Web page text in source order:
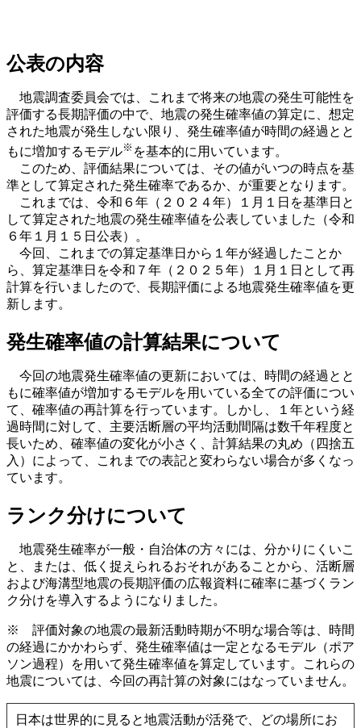
公表の内容
地震調査委員会では、これまで将来の地震の発生可能性を
評価する長期評価の中で、地震の発生確率値の算定に、想定
された地震が発生しない限り、発生確率値が時間の経過とと
もに増加するモデル※ を基本的に用いています。
このため、評価結果については、その値がいつの時点を基
準として算定された発生確率であるか、が重要となります。
これまでは、令和６年（２０２４年）１月１日を基準日と
して算定された地震の発生確率値を公表していました（令和
６年１月１５日公表）。
今回、これまでの算定基準日から１年が経過したことか
ら、算定基準日を令和７年（２０２５年）１月１日として再
計算を行いましたので、長期評価による地震発生確率値を更
新します。
発生確率値の計算結果について
今回の地震発生確率値の更新においては、時間の経過とと
もに確率値が増加するモデルを用いている全ての評価につい
て、確率値の再計算を行っています。しかし、１年という経
過時間に対して、主要活断層の平均活動間隔は数千年程度と
長いため、確率値の変化が小さく、計算結果の丸め（四捨五
入）によって、これまでの表記と変わらない場合が多くなっ
ています。
ランク分けについて
地震発生確率が一般・自治体の方々には、分かりにくいこ
と、または、低く捉えられるおそれがあることから、活断層
および海溝型地震の長期評価の広報資料に確率に基づくラン
ク分けを導入するようになりました。
※ 評価対象の地震の最新活動時期が不明な場合等は、時間
の経過にかかわらず、発生確率値は一定となるモデル（ポア
ソン過程）を用いて発生確率値を算定しています。これらの
地震については、今回の再計算の対象にはなっていません。
日本は世界的に見ると地震活動が活発で、どの場所にお